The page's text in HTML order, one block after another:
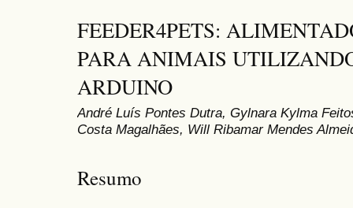
FEEDER4PETS:
PARA ANIMAIS
ARDUINO
André Luís Pontes Dutra, Gylnara Kylma
Costa Magalhães, Will Ribamar Mendes
Resumo